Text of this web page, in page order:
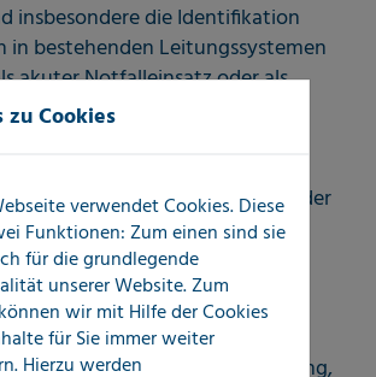
insbesondere die Identifikation
in bestehenden Leitungssystemen
akuter Notfalleinsatz oder als
Revision aller
ganzer Ortschaften
über größere Zeitspanne
das Outsourcing von Aufgaben der
externe Dienstleistungspartner
spielt eine
Rolle.
als Kompetenzpartner von
zur Verfügung,
zu Cookies
verwendet Cookies. Diese
Funktionen: Zum einen sind sie
für die grundlegende
unserer Website. Zum
wir mit Hilfe der Cookies
für Sie immer weiter
Hierzu werden